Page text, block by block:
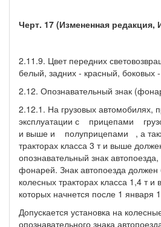
Черт. 17 (Измененная редакция,
2.11.9. Цвет передних
белый, задних - красный, боковых
2.12. Опознавательный знак
2.12.1. На грузовых автомобилях,
эксплуатации с прицепами
и выше и полуприцепами , а
тракторах класса 3 т и выше
опознавательный знак
фонарей. Знак автопоезда должен
колесных тракторах класса 1,4 т
которых начнется после 1 января
Допускается установка на
опознавательного знака